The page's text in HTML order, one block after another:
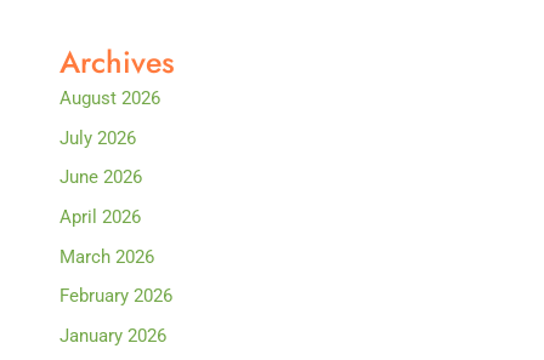
Archives
August 2026
July 2026
June 2026
April 2026
March 2026
February 2026
January 2026